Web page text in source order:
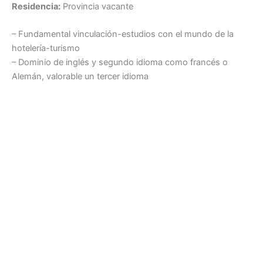
Residencia: Provincia vacante
– Fundamental vinculación-estudios con el mundo de la
hotelería-turismo
– Dominio de inglés y segundo idioma como francés o
Alemán, valorable un tercer idioma